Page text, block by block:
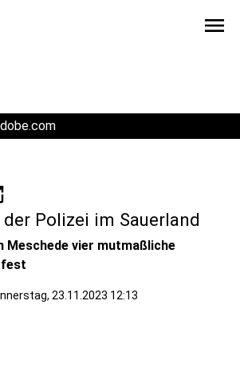
menu
Polizei im Sauerland
Meschede vier mutmaßliche
fest
23.11.2023 12:13